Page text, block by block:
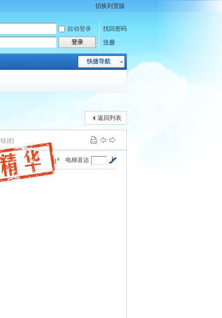
切换到宽版
自动登录
找回密码
登录
注册
快捷导航
返回列表
接]
电梯直达
1#